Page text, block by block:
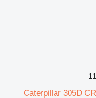
11
Caterpillar 305D CR